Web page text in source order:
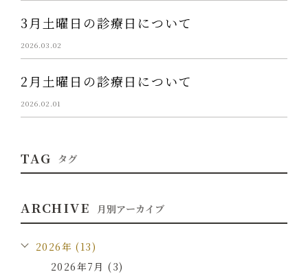
3月土曜日の診療日について
2026.03.02
2月土曜日の診療日について
2026.02.01
TAG タグ
ARCHIVE 月別アーカイブ
2026年 (13)
2026年7月 (3)